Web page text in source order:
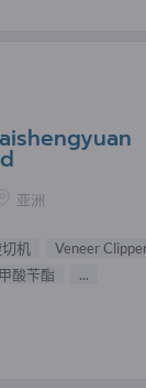
亚洲
机
Veneer
酸苄酯 ...